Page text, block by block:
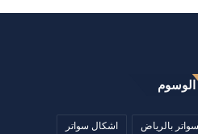
بالرياض اشكال سواتر